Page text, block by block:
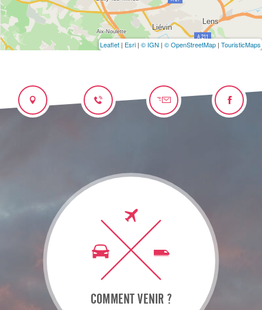
Leaflet | Esri | © IGN | © OpenStreetMap | TouristicMaps
COMMENT VENIR ?